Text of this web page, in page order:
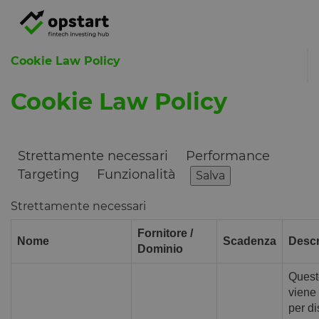
Cookie Law Policy
Cookie Law Policy
Strettamente necessari
Performance
Targeting
Funzionalità Salva
Strettamente necessari
Nome
Fornitore /
Dominio
Scadenza
viene
per